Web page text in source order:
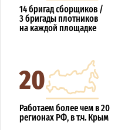
14 бригад сборщиков /
3 бригады плотников
на каждой площадке
20
Работаем более чем в 20
регионах РФ, в т.ч. Крым